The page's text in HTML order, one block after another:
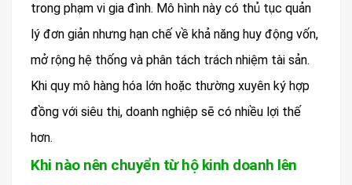
trong phạm vi gia đình. Mô hình này có thủ tục quản
lý đơn giản nhưng hạn chế về khả năng huy động vốn,
mở rộng hệ thống và phân tách trách nhiệm tài sản.
Khi quy mô hàng hóa lớn hoặc thường xuyên ký hợp
đồng với siêu thị, doanh nghiệp sẽ có nhiều lợi thế
hơn.
Khi nào nên chuyển từ hộ kinh doanh lên